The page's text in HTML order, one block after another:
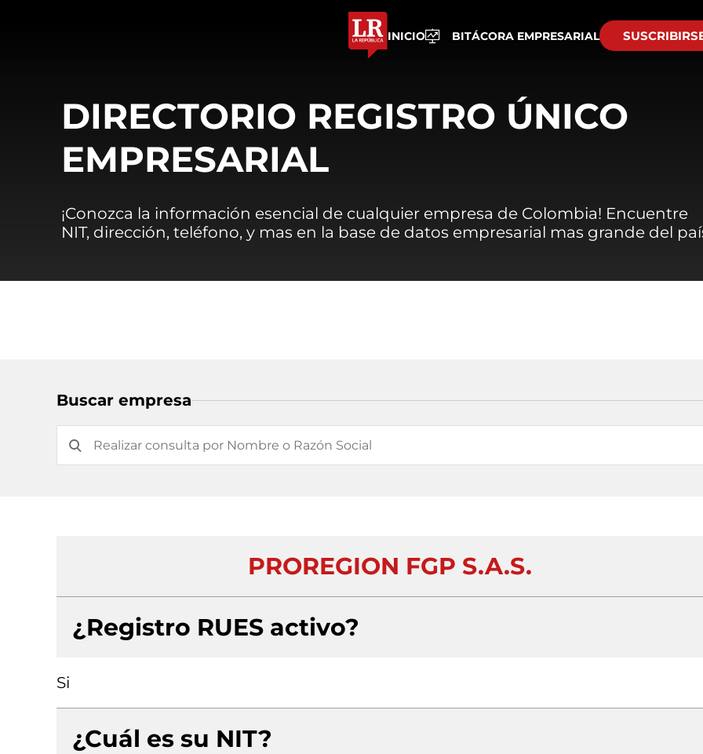
INICIO BITÁCORA EMPRESARIAL
DIRECTORIO REGISTRO ÚNICO
EMPRESARIAL
¡Conozca la información esencial de cualquier empresa de Colombia! Encuentre
NIT, dirección, teléfono, y mas en la base de datos empresarial mas grande del
Buscar empresa
PROREGION FGP S.A.S.
¿Registro RUES activo?
Si
¿Cuál es su NIT?